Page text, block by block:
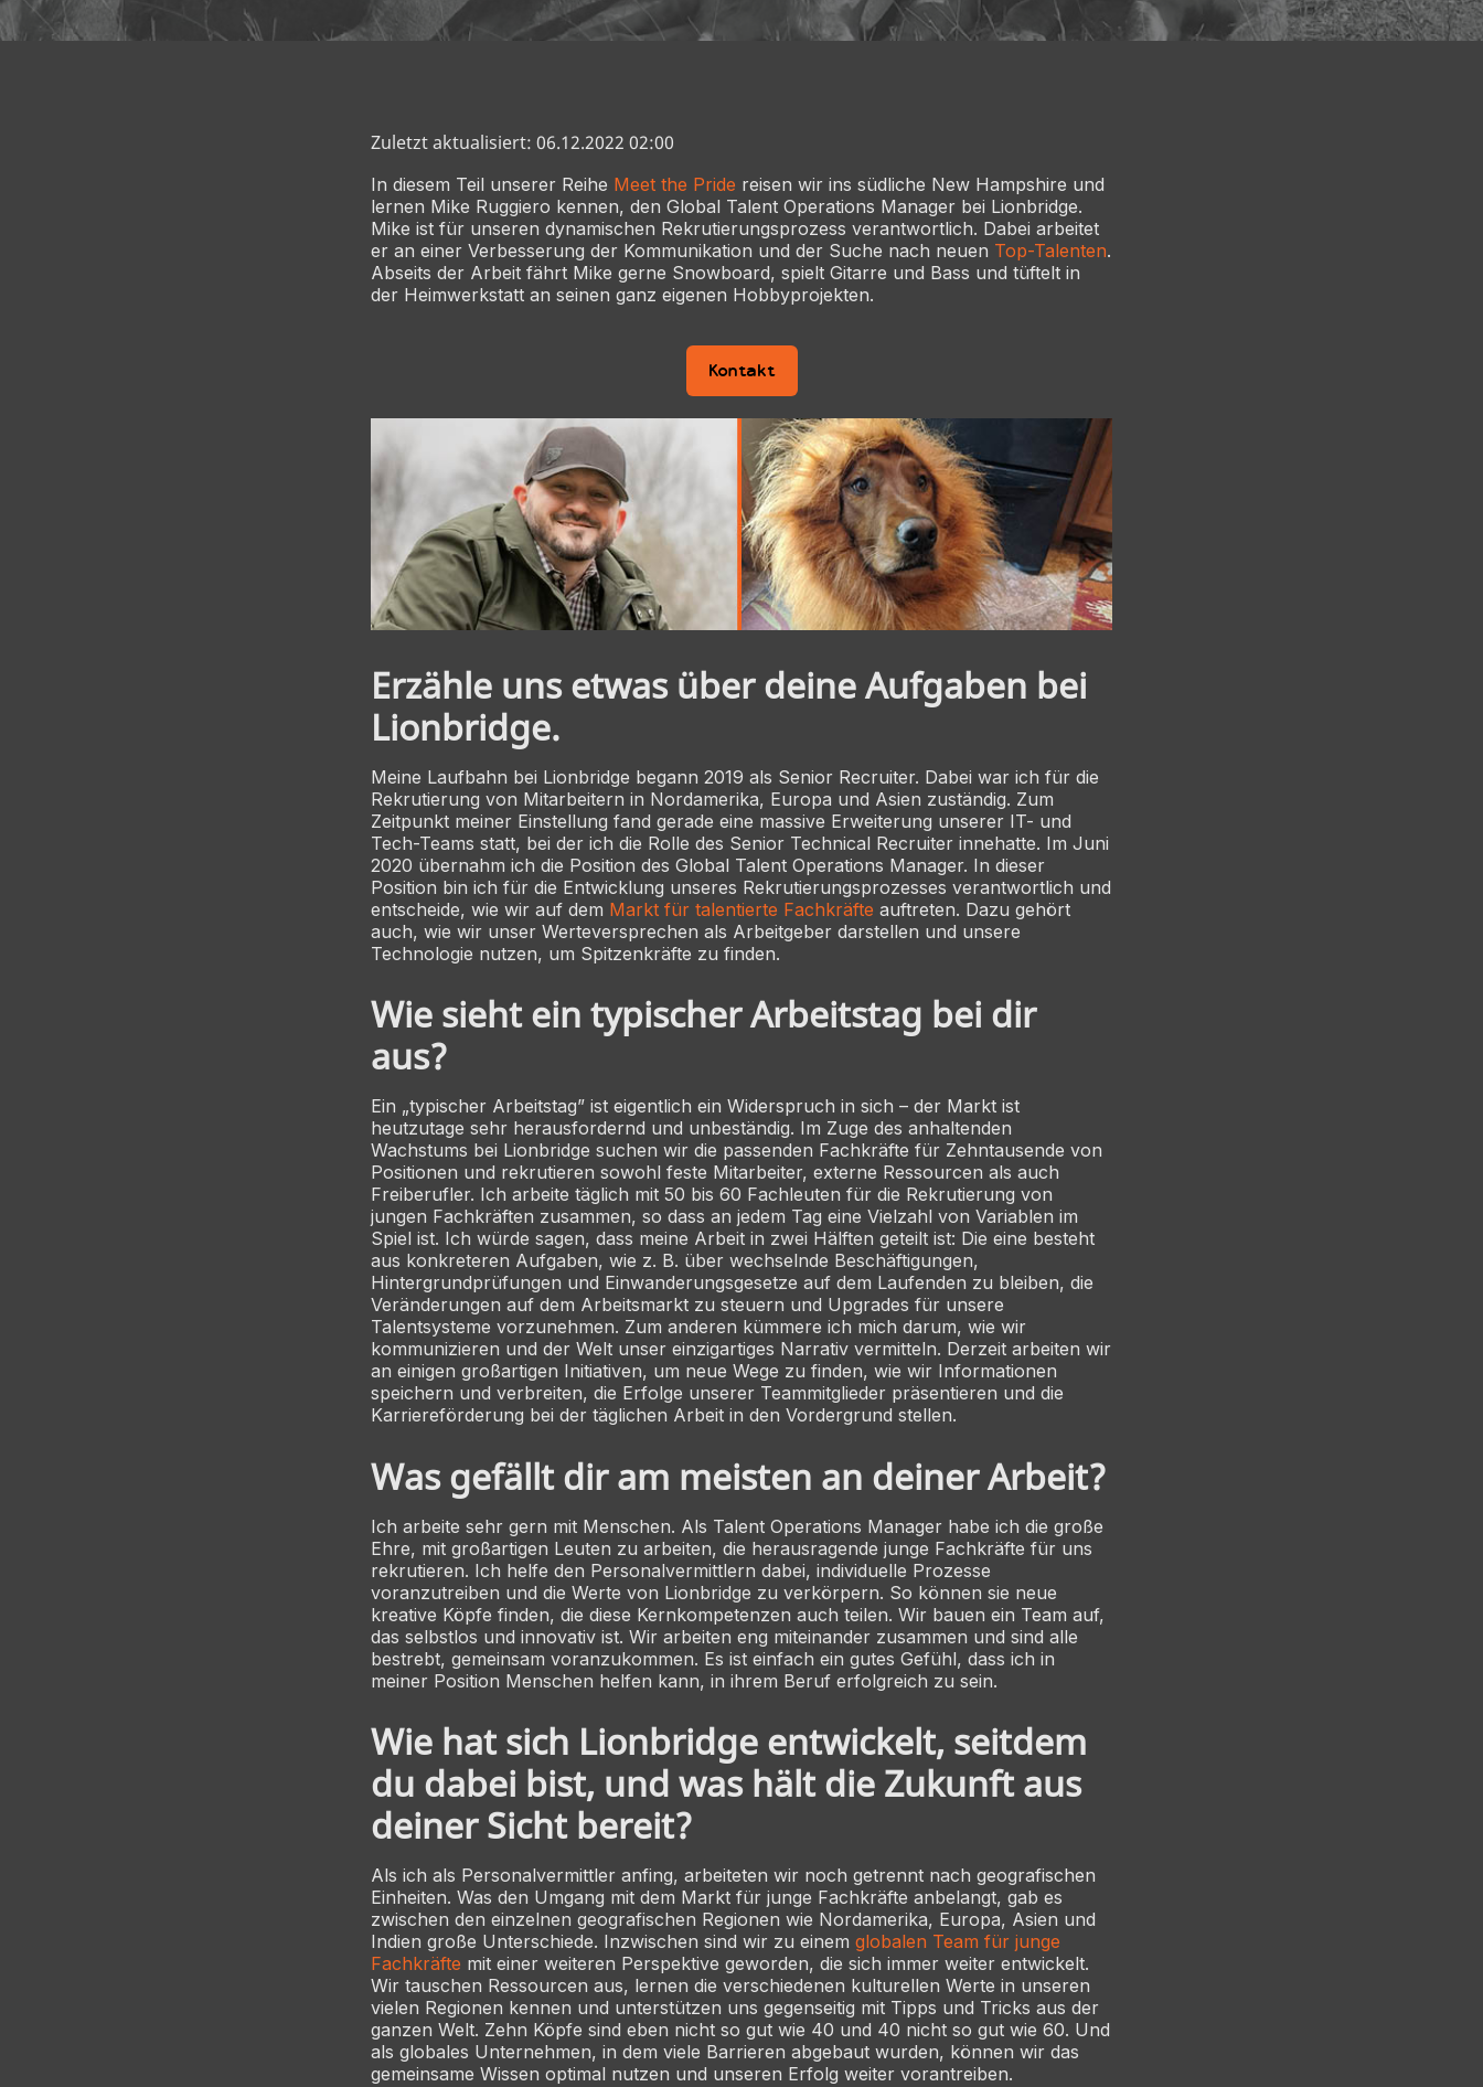
Zuletzt aktualisiert: 06.12.2022 02:00
In diesem Teil unserer Reihe Meet the Pride reisen wir ins südliche New Hampshire und
lernen Mike Ruggiero kennen, den Global Talent Operations Manager bei Lionbridge.
Mike ist für unseren dynamischen Rekrutierungsprozess verantwortlich. Dabei arbeitet
er an einer Verbesserung der Kommunikation und der Suche nach neuen Top-Talenten.
Abseits der Arbeit fährt Mike gerne Snowboard, spielt Gitarre und Bass und tüftelt in
der Heimwerkstatt an seinen ganz eigenen Hobbyprojekten.
Kontakt
Erzähle uns etwas über deine Aufgaben bei
Lionbridge.
Meine Laufbahn bei Lionbridge begann 2019 als Senior Recruiter. Dabei war ich für die
Rekrutierung von Mitarbeitern in Nordamerika, Europa und Asien zuständig. Zum
Zeitpunkt meiner Einstellung fand gerade eine massive Erweiterung unserer IT- und
Tech-Teams statt, bei der ich die Rolle des Senior Technical Recruiter innehatte. Im Juni
2020 übernahm ich die Position des Global Talent Operations Manager. In dieser
Position bin ich für die Entwicklung unseres Rekrutierungsprozesses verantwortlich und
entscheide, wie wir auf dem Markt für talentierte Fachkräfte auftreten. Dazu gehört
auch, wie wir unser Werteversprechen als Arbeitgeber darstellen und unsere
Technologie nutzen, um Spitzenkräfte zu finden.
Wie sieht ein typischer Arbeitstag bei dir
aus?
Ein „typischer Arbeitstag” ist eigentlich ein Widerspruch in sich – der Markt ist
heutzutage sehr herausfordernd und unbeständig. Im Zuge des anhaltenden
Wachstums bei Lionbridge suchen wir die passenden Fachkräfte für Zehntausende von
Positionen und rekrutieren sowohl feste Mitarbeiter, externe Ressourcen als auch
Freiberufler. Ich arbeite täglich mit 50 bis 60 Fachleuten für die Rekrutierung von
jungen Fachkräften zusammen, so dass an jedem Tag eine Vielzahl von Variablen im
Spiel ist. Ich würde sagen, dass meine Arbeit in zwei Hälften geteilt ist: Die eine besteht
aus konkreteren Aufgaben, wie z. B. über wechselnde Beschäftigungen,
Hintergrundprüfungen und Einwanderungsgesetze auf dem Laufenden zu bleiben, die
Veränderungen auf dem Arbeitsmarkt zu steuern und Upgrades für unsere
Talentsysteme vorzunehmen. Zum anderen kümmere ich mich darum, wie wir
kommunizieren und der Welt unser einzigartiges Narrativ vermitteln. Derzeit arbeiten wir
an einigen großartigen Initiativen, um neue Wege zu finden, wie wir Informationen
speichern und verbreiten, die Erfolge unserer Teammitglieder präsentieren und die
Karriereförderung bei der täglichen Arbeit in den Vordergrund stellen.
Was gefällt dir am meisten an deiner Arbeit?
Ich arbeite sehr gern mit Menschen. Als Talent Operations Manager habe ich die große
Ehre, mit großartigen Leuten zu arbeiten, die herausragende junge Fachkräfte für uns
rekrutieren. Ich helfe den Personalvermittlern dabei, individuelle Prozesse
voranzutreiben und die Werte von Lionbridge zu verkörpern. So können sie neue
kreative Köpfe finden, die diese Kernkompetenzen auch teilen. Wir bauen ein Team auf,
das selbstlos und innovativ ist. Wir arbeiten eng miteinander zusammen und sind alle
bestrebt, gemeinsam voranzukommen. Es ist einfach ein gutes Gefühl, dass ich in
meiner Position Menschen helfen kann, in ihrem Beruf erfolgreich zu sein.
Wie hat sich Lionbridge entwickelt, seitdem
du dabei bist, und was hält die Zukunft aus
deiner Sicht bereit?
Als ich als Personalvermittler anfing, arbeiteten wir noch getrennt nach geografischen
Einheiten. Was den Umgang mit dem Markt für junge Fachkräfte anbelangt, gab es
zwischen den einzelnen geografischen Regionen wie Nordamerika, Europa, Asien und
Indien große Unterschiede. Inzwischen sind wir zu einem globalen Team für junge
Fachkräfte mit einer weiteren Perspektive geworden, die sich immer weiter entwickelt.
Wir tauschen Ressourcen aus, lernen die verschiedenen kulturellen Werte in unseren
vielen Regionen kennen und unterstützen uns gegenseitig mit Tipps und Tricks aus der
ganzen Welt. Zehn Köpfe sind eben nicht so gut wie 40 und 40 nicht so gut wie 60. Und
als globales Unternehmen, in dem viele Barrieren abgebaut wurden, können wir das
gemeinsame Wissen optimal nutzen und unseren Erfolg weiter vorantreiben.